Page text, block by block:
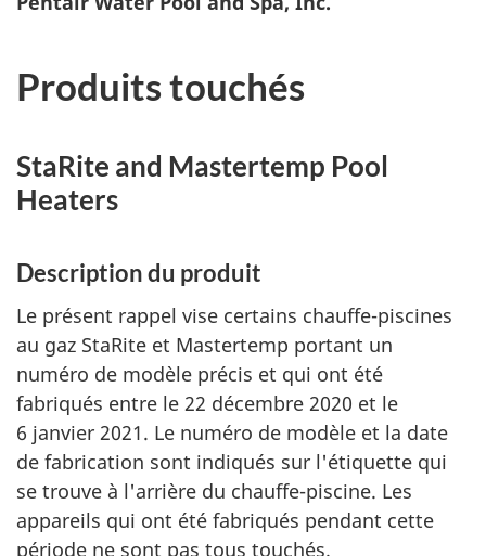
Produits touchés
StaRite and Mastertemp Pool
Heaters
Description du produit
Le présent rappel vise certains chauffe-piscines
au gaz StaRite et Mastertemp portant un
numéro de modèle précis et qui ont été
fabriqués entre le 22 décembre 2020 et le
6 janvier 2021. Le numéro de modèle et la date
de fabrication sont indiqués sur l'étiquette qui
se trouve à l'arrière du chauffe-piscine. Les
appareils qui ont été fabriqués pendant cette
période ne sont pas tous touchés.